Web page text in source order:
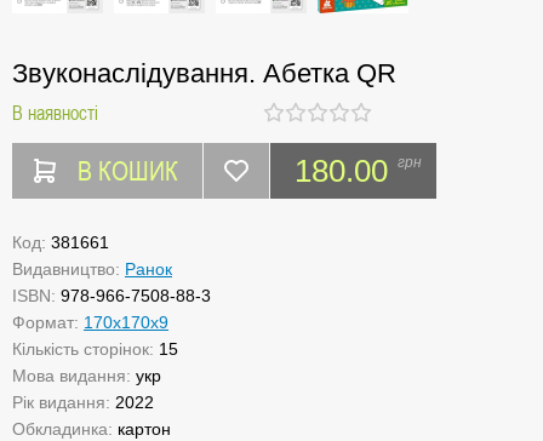
Звуконаслідування. Абетка QR
В наявності
В КОШИК 180.00 грн
Код: 381661
Видавництво: Ранок
ISBN: 978-966-7508-88-3
Формат: 170х170х9
Кількість сторінок: 15
Мова видання: укр
Рік видання: 2022
Обкладинка: картон